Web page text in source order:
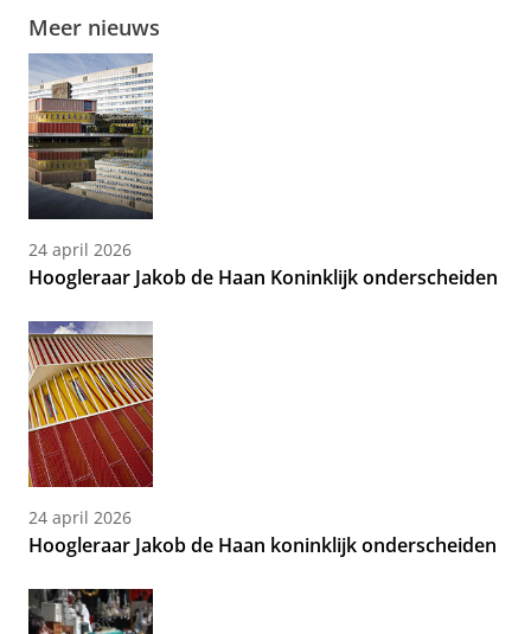
Meer nieuws
24 april 2026
Hoogleraar Jakob de Haan Koninklijk onderscheiden
24 april 2026
Hoogleraar Jakob de Haan koninklijk onderscheiden